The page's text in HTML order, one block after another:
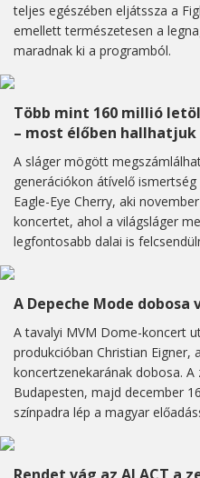
teljes egészében eljátssza a
emellett természetesen a
maradnak ki a programból.
Több mint 160 millió
– most élőben hallhatjuk
A sláger mögött
generációkon átívelő
Eagle-Eye Cherry, aki
koncertet, ahol a világsláger
legfontosabb dalai is
A Depeche Mode
A tavalyi MVM Dome-koncert
produkcióban Christian Eigner,
koncertzenekarának dobosa. A
Budapesten, majd december
színpadra lép a magyar